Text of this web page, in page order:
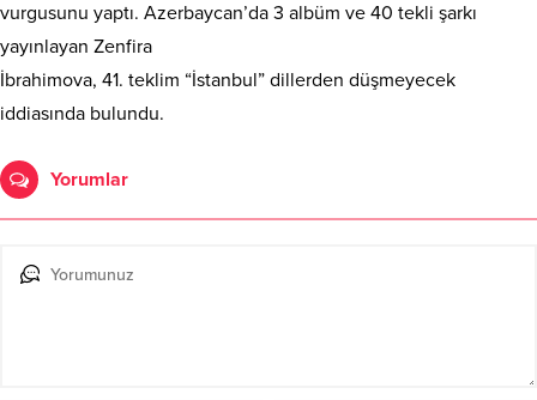
vurgusunu yaptı. Azerbaycan’da 3 albüm ve 40 tekli şarkı
yayınlayan Zenfira
İbrahimova, 41. teklim “İstanbul” dillerden düşmeyecek
iddiasında bulundu.
Yorumlar